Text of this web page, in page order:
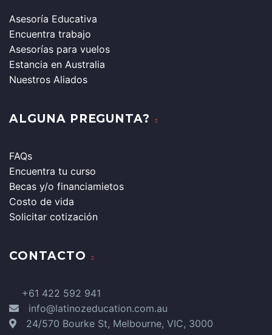
Asesoría Educativa
Encuentra trabajo
Asesorías para vuelos
Estancia en Australia
Nuestros Aliados
ALGUNA PREGUNTA?
FAQs
Encuentra tu curso
Becas y/o financiamietos
Costo de vida
Solicitar cotización
CONTACTO
+61 422 592 941
info@latinozeducation.com.au
24/570 Bourke St, Melbourne, VIC, 3000